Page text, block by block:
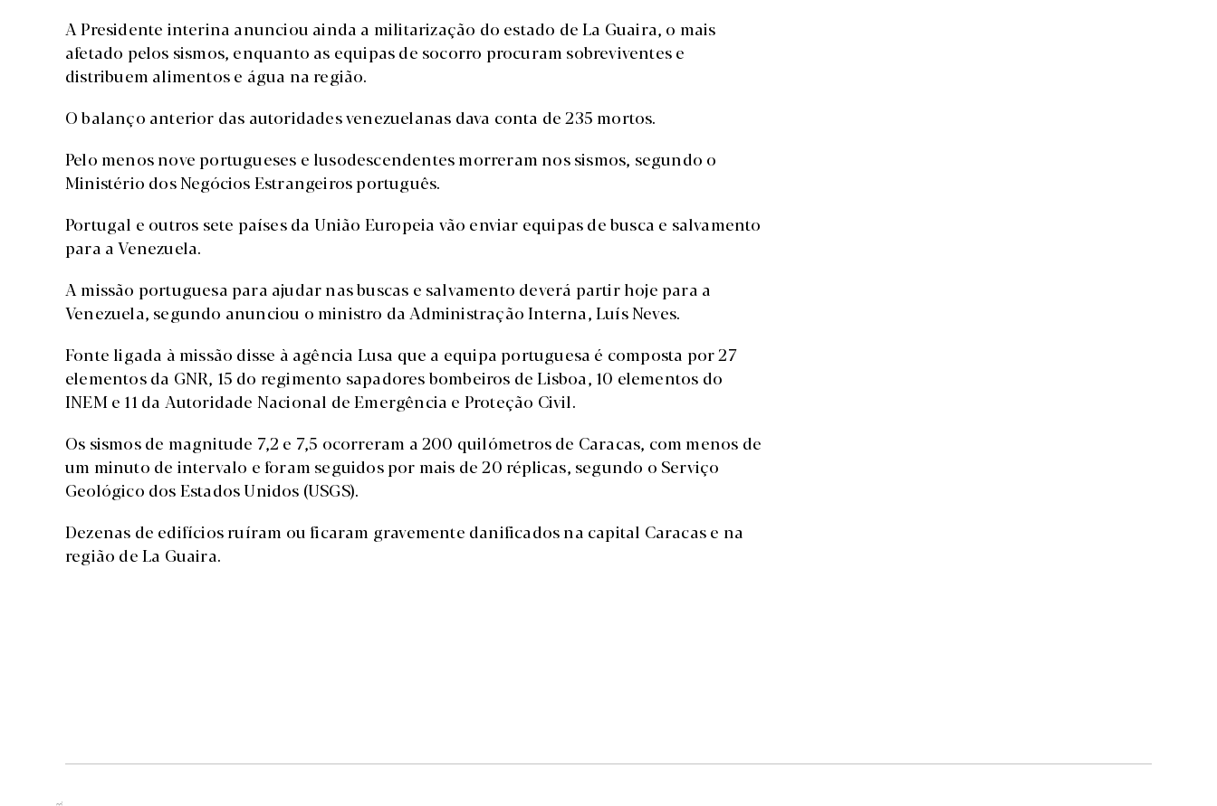
A Presidente interina anunciou ainda a militarização do estado de La Guaira, o mais
afetado pelos sismos, enquanto as equipas de socorro procuram sobreviventes e
distribuem alimentos e água na região.
O balanço anterior das autoridades venezuelanas dava conta de 235 mortos.
Pelo menos nove portugueses e lusodescendentes morreram nos sismos, segundo o
Ministério dos Negócios Estrangeiros português.
Portugal e outros sete países da União Europeia vão enviar equipas de busca e salvamento
para a Venezuela.
A missão portuguesa para ajudar nas buscas e salvamento deverá partir hoje para a
Venezuela, segundo anunciou o ministro da Administração Interna, Luís Neves.
Fonte ligada à missão disse à agência Lusa que a equipa portuguesa é composta por 27
elementos da GNR, 15 do regimento sapadores bombeiros de Lisboa, 10 elementos do
INEM e 11 da Autoridade Nacional de Emergência e Proteção Civil.
Os sismos de magnitude 7,2 e 7,5 ocorreram a 200 quilómetros de Caracas, com menos de
um minuto de intervalo e foram seguidos por mais de 20 réplicas, segundo o Serviço
Geológico dos Estados Unidos (USGS).
Dezenas de edifícios ruíram ou ficaram gravemente danificados na capital Caracas e na
região de La Guaira.